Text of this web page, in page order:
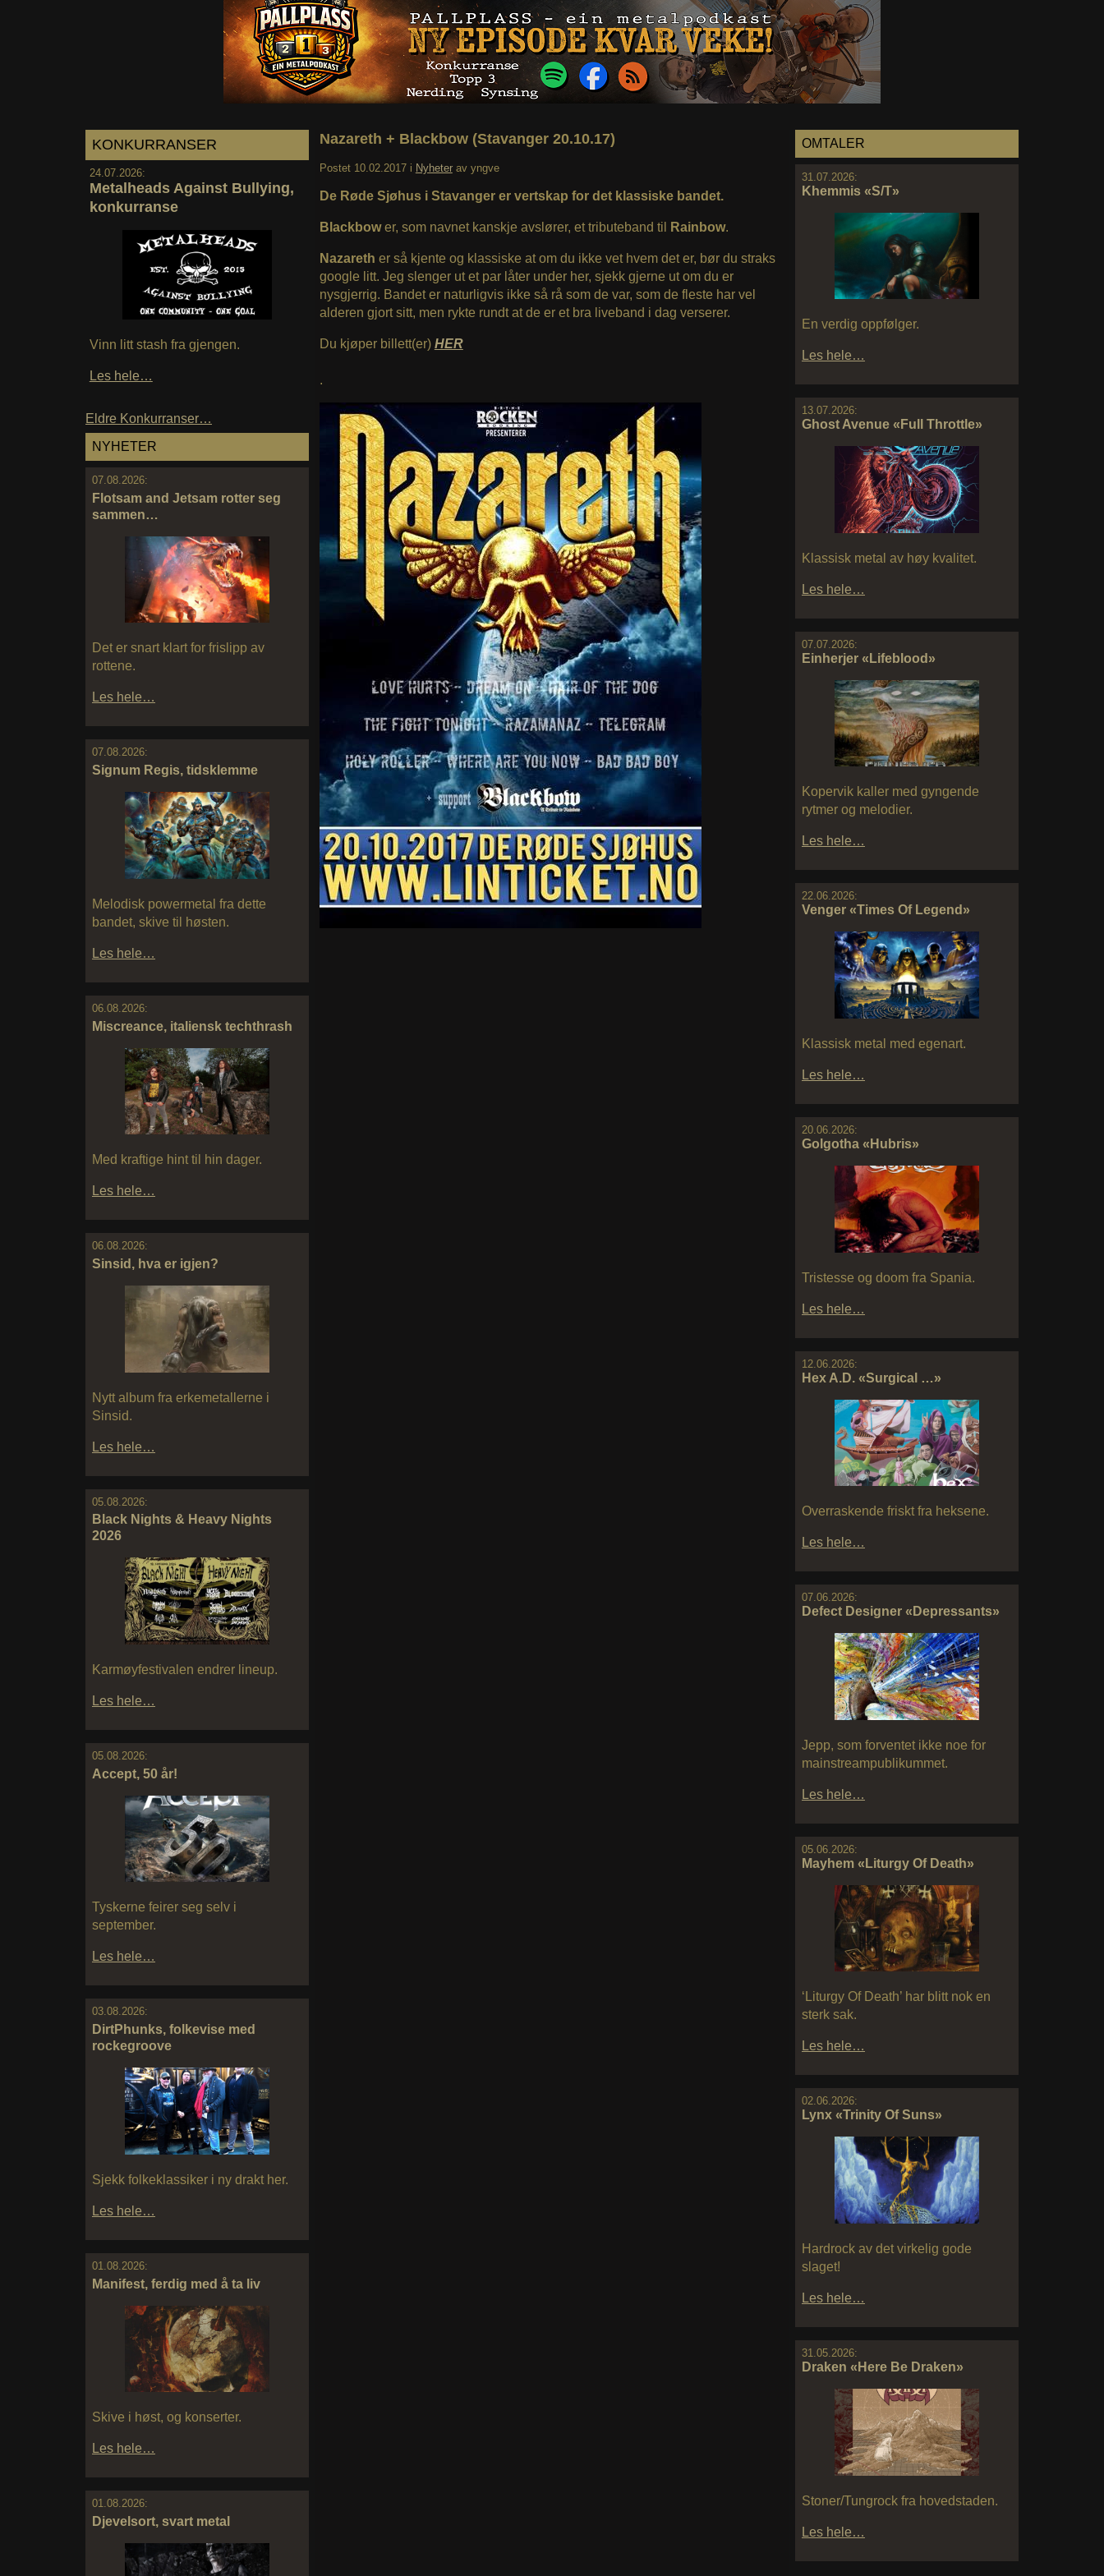
KONKURRANSER
24.07.2026:
Metalheads Against Bullying,
konkurranse
Vinn litt stash fra gjengen.
Les hele…
Eldre Konkurranser…
NYHETER
07.08.2026:
Flotsam and Jetsam rotter seg
sammen…
Det er snart klart for frislipp av
rottene.
Les hele…
07.08.2026:
Signum Regis, tidsklemme
Melodisk powermetal fra dette
bandet, skive til høsten.
Les hele…
06.08.2026:
Miscreance, italiensk techthrash
Med kraftige hint til hin dager.
Les hele…
06.08.2026:
Sinsid, hva er igjen?
Nytt album fra erkemetallerne i
Sinsid.
Les hele…
05.08.2026:
Black Nights & Heavy Nights
2026
Karmøyfestivalen endrer lineup.
Les hele…
05.08.2026:
Accept, 50 år!
Tyskerne feirer seg selv i
september.
Les hele…
03.08.2026:
DirtPhunks, folkevise med
rockegroove
Sjekk folkeklassiker i ny drakt her.
Les hele…
01.08.2026:
Manifest, ferdig med å ta liv
Skive i høst, og konserter.
Les hele…
01.08.2026:
Djevelsort, svart metal
OMTALER
31.07.2026:
Khemmis «S/T»
En verdig oppfølger.
Les hele…
13.07.2026:
Ghost Avenue «Full Throttle»
Klassisk metal av høy kvalitet.
Les hele…
07.07.2026:
Einherjer «Lifeblood»
Kopervik kaller med gyngende
rytmer og melodier.
Les hele…
22.06.2026:
Venger «Times Of Legend»
Klassisk metal med egenart.
Les hele…
20.06.2026:
Golgotha «Hubris»
Tristesse og doom fra Spania.
Les hele…
12.06.2026:
Hex A.D. «Surgical …»
Overraskende friskt fra heksene.
Les hele…
07.06.2026:
Defect Designer «Depressants»
Jepp, som forventet ikke noe for
mainstreampublikummet.
Les hele…
05.06.2026:
Mayhem «Liturgy Of Death»
‘Liturgy Of Death’ har blitt nok en
sterk sak.
Les hele…
02.06.2026:
Lynx «Trinity Of Suns»
Hardrock av det virkelig gode
slaget!
Les hele…
31.05.2026:
Draken «Here Be Draken»
Stoner/Tungrock fra hovedstaden.
Les hele…
Nazareth + Blackbow (Stavanger 20.10.17)
Postet 10.02.2017 i Nyheter av yngve
De Røde Sjøhus i Stavanger er vertskap for det klassiske bandet.
Blackbower, som navnet kanskje avslører, et tributeband til Rainbow.
Nazareth er så kjente og klassiske at om du ikke vet hvem det er, bør du straks
google litt. Jeg slenger ut et par låter under her, sjekk gjerne ut om du er
nysgjerrig. Bandet er naturligvis ikke så rå som de var, som de fleste har vel
alderen gjort sitt, men rykte rundt at de er et bra liveband i dag verserer.
Du kjøper billett(er) HER
.